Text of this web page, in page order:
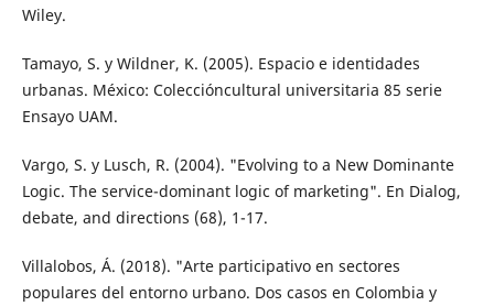
Wiley.
Tamayo, S. y Wildner, K. (2005). Espacio e identidades
urbanas. México: Coleccióncultural universitaria 85 serie
Ensayo UAM.
Vargo, S. y Lusch, R. (2004). "Evolving to a New Dominante
Logic. The service-dominant lo­gic of marketing". En Dialog,
debate, and directions (68), 1-17.
Villalobos, Á. (2018). "Arte participativo en sectores
populares del entorno urbano. Dos casos en Colombia y